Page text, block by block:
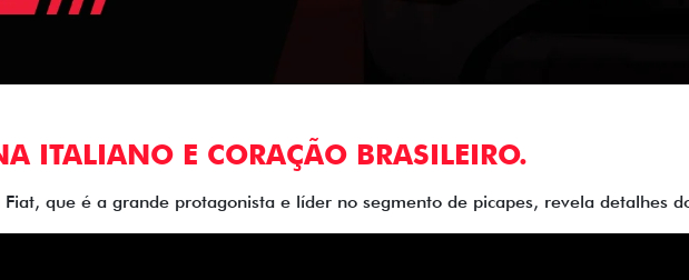
ITALIANO E CORAÇÃO BRASILEIRO.
Fiat, que é a grande protagonista e líder no segmento de picapes, revela detalhes